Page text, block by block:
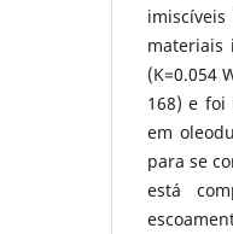
materiais
(K=0.054
168) e
em
para se
está